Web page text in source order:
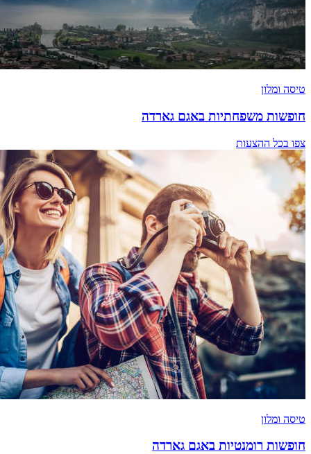
טיסה ומלון
חופשות משפחתיות באגם גארדה
צפו בכל ההצעות
טיסה ומלון
חופשות רומנטיות באגם גארדה